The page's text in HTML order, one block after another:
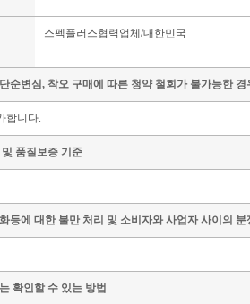
스펙플러스협력업체/대한민국
순변심, 착오 구매에 따른 청약 철회가 불가능한
합니다.
품질보증 기준
등에 대한 불만 처리 및 소비자와 사업자 사이의
확인할 수 있는 방법